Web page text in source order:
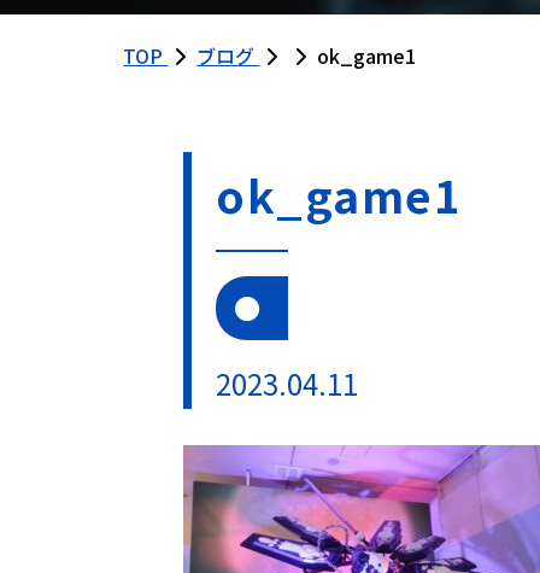
TOP ブログ ok_game1
ok_game1
2023.04.11